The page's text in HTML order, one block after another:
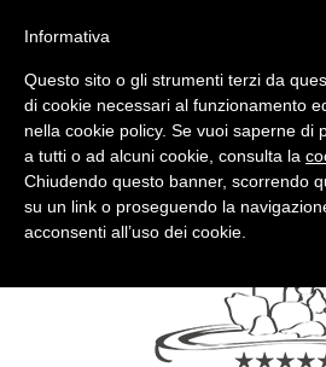
Quotidiano d'informazione distribuito in
Informativa
Questo sito o gli strumenti terzi da
di cookie necessari al funzionamento
nella cookie policy. Se vuoi saperne di
a tutti o ad alcuni cookie, consulta la
Chiudendo questo banner, scorrendo
su un link o proseguendo la
acconsenti all’uso dei cookie.